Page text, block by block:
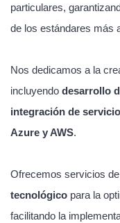
particulares,
de los estándares más
Nos dedicamos a la
incluyendo desarrollo
integración de
Azure y AWS.
Ofrecemos servicios de
tecnológico para la
facilitando la